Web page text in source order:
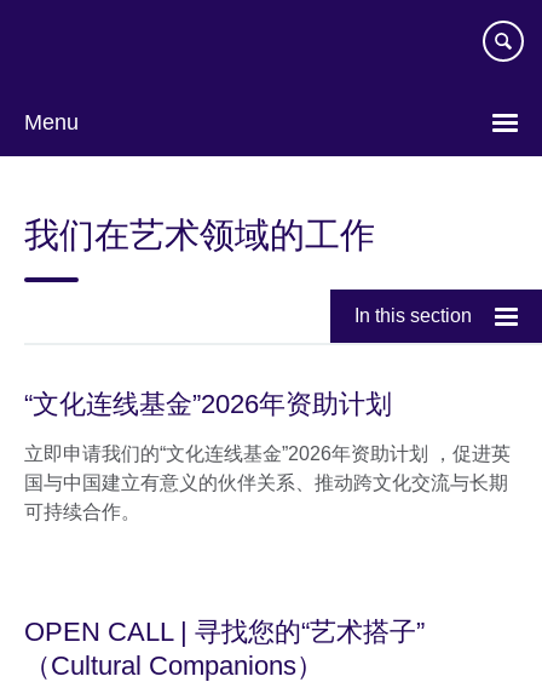
Menu
language
我们在艺术领域的工作
In this section
“文化连线基金”2026年资助计划
立即申请我们的“文化连线基金”2026年资助计划 ，促进英
国与中国建立有意义的伙伴关系、推动跨文化交流与长期
可持续合作。
OPEN CALL | 寻找您的“艺术搭子”
（Cultural Companions）